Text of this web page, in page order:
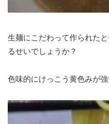
生麺にこだわって作られた
るせいでしょうか？
色味的にけっこう黄色みが強